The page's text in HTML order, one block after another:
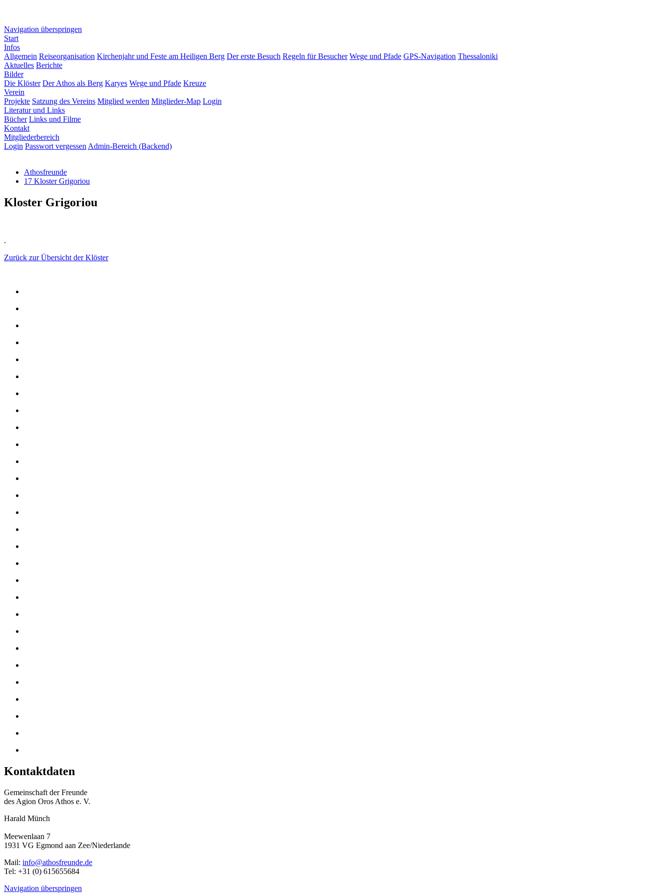
Navigation überspringen
Start
Infos
Allgemein Reiseorganisation Kirchenjahr und Feste am Heiligen Berg Der erste Besuch Regeln für Besucher Wege und Pfade GPS-Navigation Thessaloniki
Aktuelles Berichte
Bilder
Die Klöster Der Athos als Berg Karyes Wege und Pfade Kreuze
Verein
Projekte Satzung des Vereins Mitglied werden Mitglieder-Map Login
Literatur und Links
Bücher Links und Filme
Kontakt
Mitgliederbereich
Login Passwort vergessen Admin-Bereich (Backend)
Athosfreunde
17 Kloster Grigoriou
Kloster Grigoriou
.
Zurück zur Übersicht der Klöster
Kontaktdaten
Gemeinschaft der Freunde
des Agion Oros Athos e. V.
Harald Münch
Meewenlaan 7
1931 VG Egmond aan Zee/Niederlande
Mail: info@athosfreunde.de
Tel: +31 (0) 615655684
Navigation überspringen